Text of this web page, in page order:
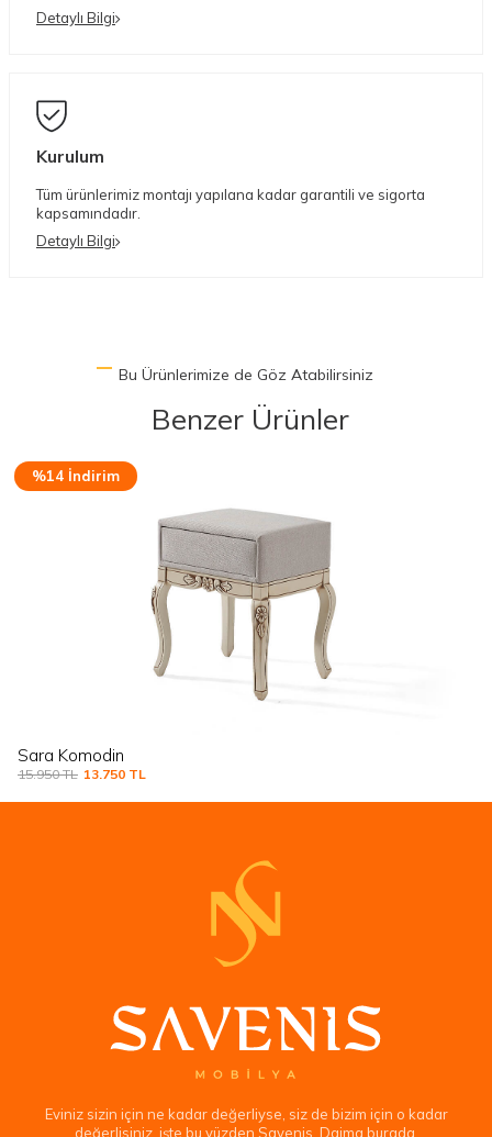
Detaylı Bilgi
Kurulum
Tüm ürünlerimiz montajı yapılana kadar garantili ve sigorta
kapsamındadır.
Detaylı Bilgi
Bu Ürünlerimize de Göz Atabilirsiniz
Benzer Ürünler
%15 İndirim
Thomas Komodin
13.750 TL 11.750
Eviniz sizin için ne kadar değerliyse, siz de bizim için o kadar
değerlisiniz, işte bu yüzden Savenis. Daima burada.